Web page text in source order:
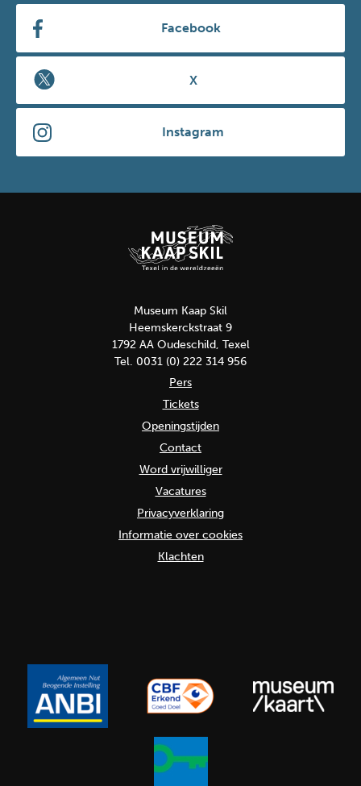
Facebook
X
Instagram
Museum Kaap Skil
Heemskerckstraat 9
1792 AA Oudeschild, Texel
Tel. 0031 (0) 222 314 956
Pers
Tickets
Openingstijden
Contact
Word vrijwilliger
Vacatures
Privacyverklaring
Informatie over cookies
Klachten